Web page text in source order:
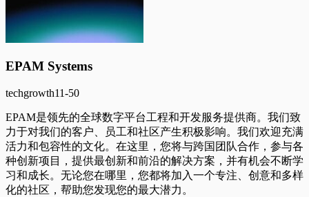
EPAM Systems
techgrowth11-50
EPAM是领先的全球数字平台工程和开发服务提供商。我们致
力于对我们的客户、员工和社区产生积极影响。我们欢迎充满
活力和包容性的文化。在这里，您将与跨国团队合作，参与各
种创新项目，提供最创新和前沿的解决方案，并有机会不断学
习和成长。无论您在哪里，您都将加入一个专注、创意和多样
化的社区，帮助您发现您的最大潜力。